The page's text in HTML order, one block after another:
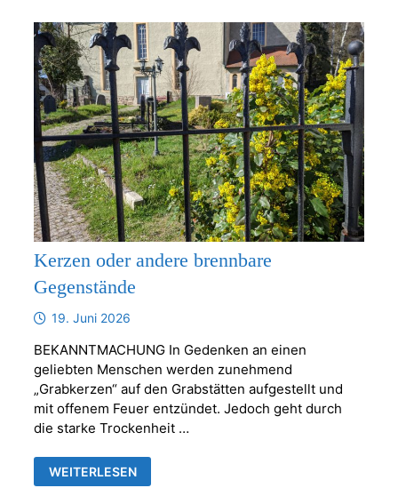
Kerzen oder andere brennbare
Gegenstände
19. Juni 2026
BEKANNTMACHUNG In Gedenken an einen
geliebten Menschen werden zunehmend
„Grabkerzen“ auf den Grabstätten aufgestellt und
mit offenem Feuer entzündet. Jedoch geht durch
die starke Trockenheit …
KERZEN
ODER
WEITERLESEN